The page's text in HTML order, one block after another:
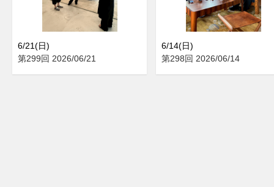
6/21(日)
第299回 2026/06/21
6/14(日)
第298回 2026/06/14